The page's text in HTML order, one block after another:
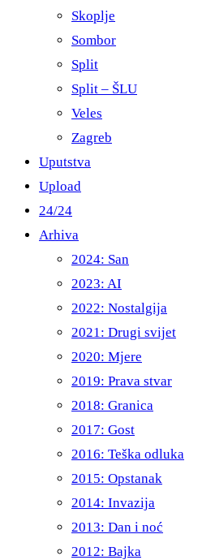
Skoplje
Sombor
Split
Split – ŠLU
Veles
Zagreb
Uputstva
Upload
24/24
Arhiva
2024: San
2023: AI
2022: Nostalgija
2021: Drugi svijet
2020: Mjere
2019: Prava stvar
2018: Granica
2017: Gost
2016: Teška odluka
2015: Opstanak
2014: Invazija
2013: Dan i noć
2012: Bajka